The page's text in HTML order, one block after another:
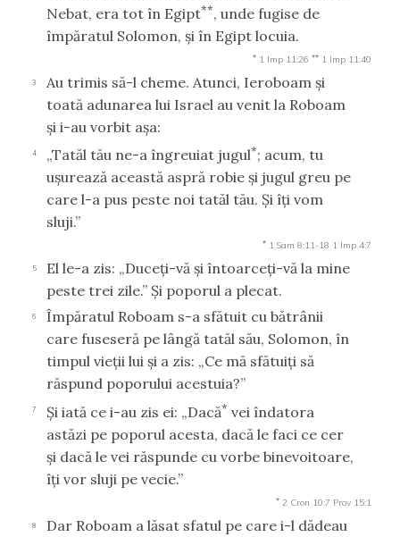
Nebat, era tot în Egipt**, unde fugise de
împăratul Solomon, şi în Egipt locuia.
* 1 Imp 11:26 ** 1 Imp 11:40
3
Au trimis să-l cheme. Atunci, Ieroboam şi
toată adunarea lui Israel au venit la Roboam
şi i-au vorbit aşa:
4 „Tatăl tău ne-a îngreuiat jugul*; acum, tu
uşurează această aspră robie şi jugul greu pe
care l-a pus peste noi tatăl tău. Şi îţi vom
sluji.”
* 1 Sam 8:11-18 1 Imp 4:7
5
El le-a zis: „Duceţi-vă şi întoarceţi-vă la mine
peste trei zile.” Şi poporul a plecat.
6
Împăratul Roboam s-a sfătuit cu bătrânii
care fuseseră pe lângă tatăl său, Solomon, în
timpul vieţii lui şi a zis: „Ce mă sfătuiţi să
răspund poporului acestuia?”
7 Şi iată ce i-au zis ei: „Dacă* vei îndatora
astăzi pe poporul acesta, dacă le faci ce cer
şi dacă le vei răspunde cu vorbe binevoitoare,
îţi vor sluji pe vecie.”
* 2 Cron 10:7 Prov 15:1
8
Dar Roboam a lăsat sfatul pe care i-l dădeau